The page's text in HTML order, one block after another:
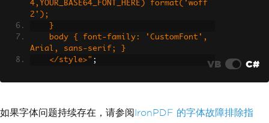
4,YOUR_BASE64_FONT_HERE) format('woff
2');
    }
Arial, sans-serif; }
    </style>"
; VB C#
如果字体问题持续存在，请参阅IronPDF 的字体故障排除指